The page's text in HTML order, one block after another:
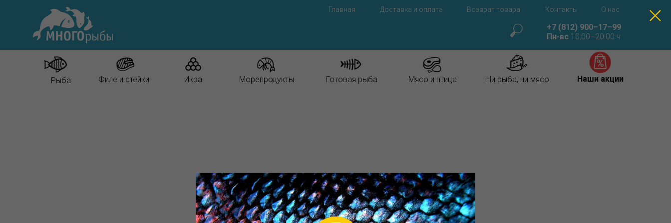
Доставка и оплата О нас
Контакты
Рыба Филе и стейки Икра Готовая рыба
Морепродукты Мясо и птица
Главная
Ни рыба, ни мясо Наши акции
+7 (812) 900–17–99
Пн-вс 10:00–20:00 ч
Возврат товара